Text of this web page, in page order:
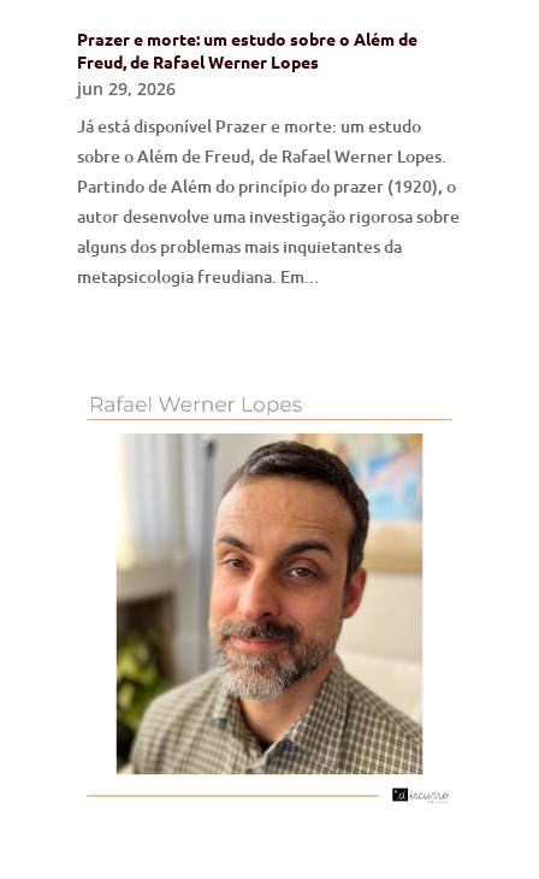
Prazer e morte: um estudo sobre o Além de
Freud, de Rafael Werner Lopes
jun 29, 2026
Já está disponível Prazer e morte: um estudo
sobre o Além de Freud, de Rafael Werner Lopes.
Partindo de Além do princípio do prazer (1920), o
autor desenvolve uma investigação rigorosa sobre
alguns dos problemas mais inquietantes da
metapsicologia freudiana. Em...